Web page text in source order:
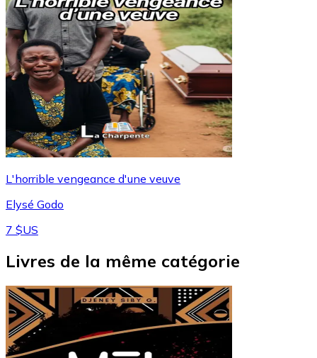
L'horrible vengeance d'une veuve
Elysé Godo
7 $US
Livres de la même catégorie